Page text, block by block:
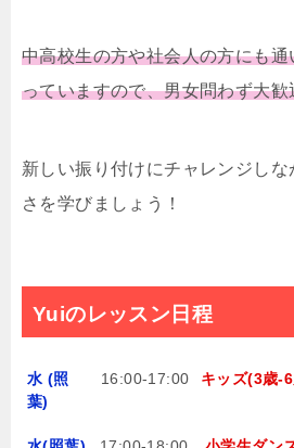
中高校生の方や社会人の方にも
っていますので、男女問わず大歓
新しい振り付けにチャレンジしな
さを学びましょう！
Yuiのレッスン日程
水 (照
葉)
16:00-17:00 キッズ(3歳-